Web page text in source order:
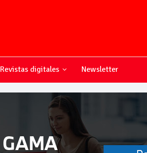
Revistas digitales Newsletter